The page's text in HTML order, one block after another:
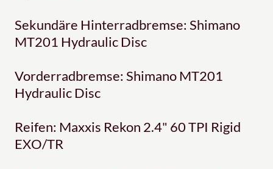
Sekundäre Hinterradbremse: Shimano
MT201 Hydraulic Disc
Vorderradbremse: Shimano MT201
Hydraulic Disc
Reifen: Maxxis Rekon 2.4" 60 TPI Rigid
EXO/TR